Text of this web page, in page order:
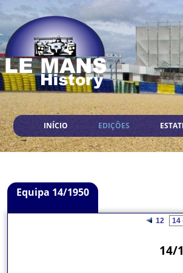
INÍCIO EDIÇÕES
Equipa 14/1950
12
14/